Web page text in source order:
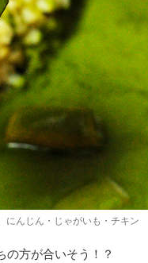
にんじん・じゃがいも・チキン
の方が合いそう！？